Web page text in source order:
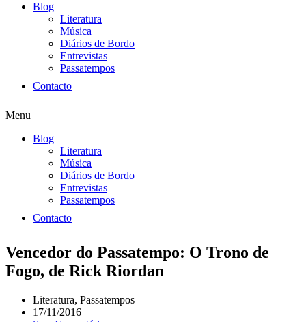
Blog
Literatura
Música
Diários de Bordo
Entrevistas
Passatempos
Contacto
Menu
Blog
Literatura
Música
Diários de Bordo
Entrevistas
Passatempos
Contacto
Vencedor do Passatempo: O Trono de
Fogo, de Rick Riordan
Literatura, Passatempos
17/11/2016